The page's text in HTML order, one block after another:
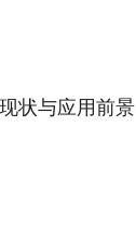
状与应用前景